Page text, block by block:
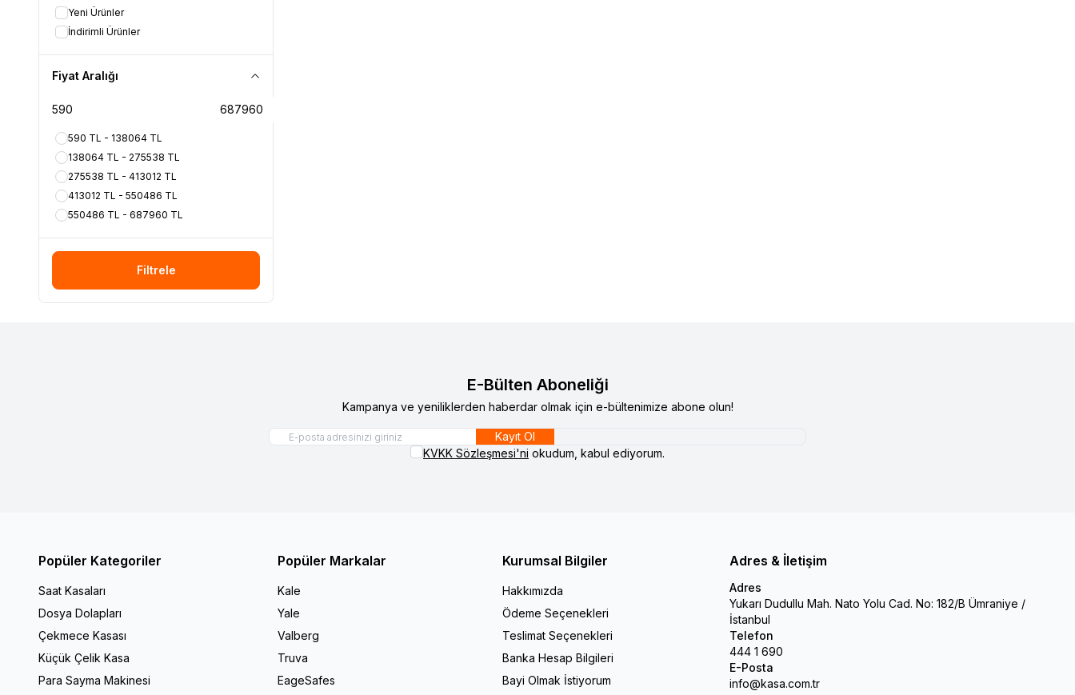
Yeni Ürünler
İndirimli Ürünler
Fiyat Aralığı
590 TL - 138064 TL
138064 TL - 275538 TL
275538 TL - 413012 TL
413012 TL - 550486 TL
550486 TL - 687960 TL
Filtrele
E-Bülten Aboneliği
Kampanya ve yeniliklerden haberdar olmak için e-bültenimize abone olun!
Kayıt Ol
KVKK Sözleşmesi'ni okudum, kabul ediyorum.
Popüler Kategoriler
Saat Kasaları
Dosya Dolapları
Çekmece Kasası
Küçük Çelik Kasa
Para Sayma Makinesi
Popüler Markalar
Kale
Yale
Valberg
Truva
EageSafes
Kurumsal Bilgiler
Hakkımızda
Ödeme Seçenekleri
Teslimat Seçenekleri
Banka Hesap Bilgileri
Bayi Olmak İstiyorum
Adres & İletişim
Adres
Yukarı Dudullu Mah. Nato Yolu Cad. No: 182/B Ümraniye /
İstanbul
Telefon
444 1 690
E-Posta
info@kasa.com.tr